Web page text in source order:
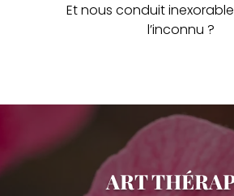
Et nous conduit
l’inconnu ?
ART